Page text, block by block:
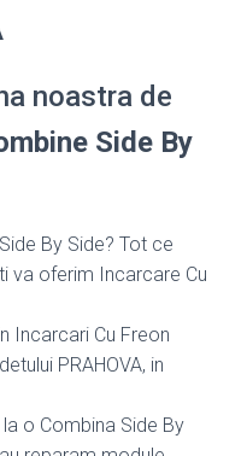
noastra de
Side By
By Side? Tot ce
va oferim Incarcare Cu
Incarcari Cu Freon
PRAHOVA, in
o Combina Side By